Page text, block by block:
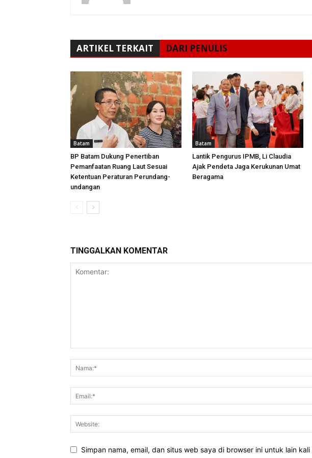
ARTIKEL TERKAIT DARI PENULIS
Batam
BP Batam Dukung Penertiban
Pemanfaatan Ruang Laut Sesuai
Ketentuan Peraturan Perundang-
undangan
Batam
Lantik Pengurus IPMB, Li Claudia
Ajak Pendeta Jaga Kerukunan Umat
Beragama
TINGGALKAN KOMENTAR
Simpan nama, email, dan situs web saya di browser ini untuk lain